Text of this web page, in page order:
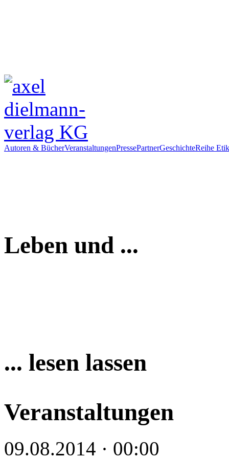
Autoren & BücherVeranstaltungenPressePartnerGeschichteReihe
Leben und ...
... lesen lassen
Veranstaltungen
09.08.2014 · 00:00